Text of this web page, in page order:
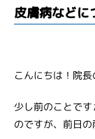
皮膚病などに
こんにちは！院長
少し前のことで
のですが、前日の